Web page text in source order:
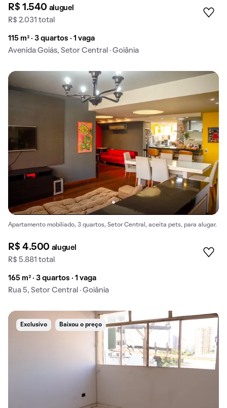
R$ 1.540 aluguel
R$ 2.031 total
115 m² · 3 quartos · 1 vaga
Avenida Goiás, Setor Central · Goiânia
Apartamento mobiliado, 3 quartos, Setor Central, aceita pets, para alugar.
R$ 4.500 aluguel
R$ 5.881 total
165 m² · 3 quartos · 1 vaga
Rua 5, Setor Central · Goiânia
Exclusivo Baixou o preço